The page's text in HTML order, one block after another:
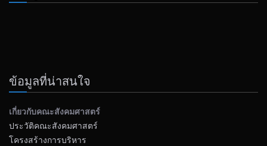
ข้อมูลที่น่าสนใจ
เกี่ยวกับคณะสังคมศาสตร์
ประวัติคณะสังคมศาสตร์
โครงสร้างการบริหาร